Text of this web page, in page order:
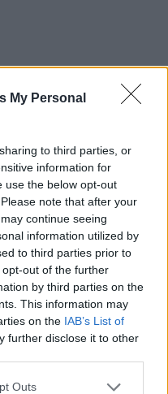
My Personal
to third parties, or
information for
use the below opt-out
note that after your
continue seeing
information utilized by
to third parties prior to
out of the further
by third parties on the
This information may
on the IAB’s List of
further disclose it to other
one or more Google
Outs
στο φαληρικό στάδιο
διευθύνουν το παιχνίδι
Τσιμπούρης(δεξιά στην
Καρπάνος(αριστερά στην